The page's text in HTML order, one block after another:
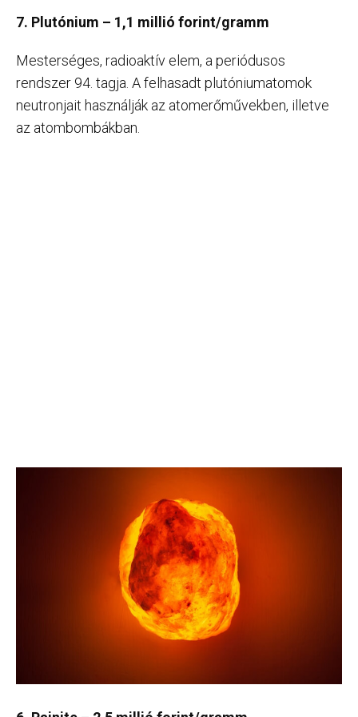
7. Plutónium – 1,1 millió forint/gramm
Mesterséges, radioaktív elem, a periódusos
rendszer 94. tagja. A felhasadt plutóniumatomok
neutronjait használják az atomerőművekben, illetve
az atombombákban.